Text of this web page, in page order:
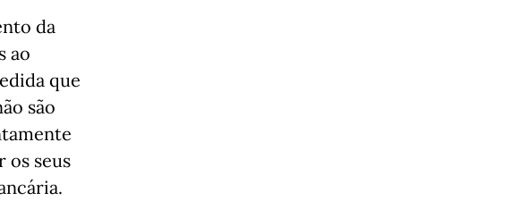
da
ao
que
são
os seus